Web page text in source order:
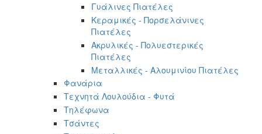
Γυάλινες Πιατέλες
Κεραμικές - Πορσελάνινες
Πιατέλες
Ακρυλικές - Πολυεστερικές
Πιατέλες
Μεταλλικές - Αλουμινίου Πιατέλες
Φανάρια
Τεχνητά Λουλούδια - Φυτά
Τηλέφωνα
Τσάντες